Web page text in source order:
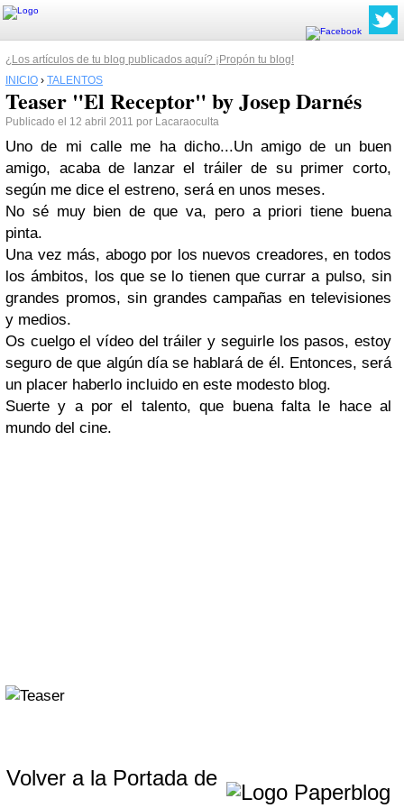
¿Los artículos de tu blog publicados aquí? ¡Propón tu blog!
INICIO › TALENTOS
Teaser "El Receptor" by Josep Darnés
Publicado el 12 abril 2011 por Lacaraoculta
Uno de mi calle me ha dicho...Un amigo de un buen
amigo, acaba de lanzar el tráiler de su primer corto,
según me dice el estreno, será en unos meses.
No sé muy bien de que va, pero a priori tiene buena
pinta.
Una vez más, abogo por los nuevos creadores, en todos
los ámbitos, los que se lo tienen que currar a pulso, sin
grandes promos, sin grandes campañas en televisiones
y medios.
Os cuelgo el vídeo del tráiler y seguirle los pasos, estoy
seguro de que algún día se hablará de él. Entonces, será
un placer haberlo incluido en este modesto blog.
Suerte y a por el talento, que buena falta le hace al
mundo del cine.
Volver a la Portada de